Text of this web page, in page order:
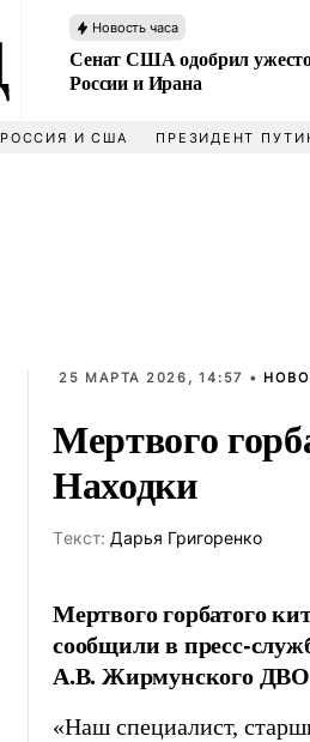
Новость часа
Сенат США одобрил
России и Ирана
РОССИЯ И США ПРЕЗИДЕНТ
25 МАРТА 2026, 14:57 •
Мертвого
Находки
Tекст: Дарья Григоренко
Мертвого горбатого
сообщили в пресс-
А.В. Жирмунского
«Наш специалист,